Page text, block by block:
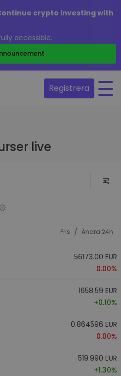
crypto investing with
accessible.
Registrera
live
Pris / Ändra 24h
56173.00 EUR
0.00%
1658.59 EUR
+0.10%
0.864596 EUR
0.00%
519.990 EUR
+1.30%